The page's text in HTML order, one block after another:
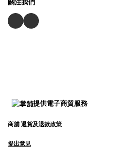
關注我們
提供電子商貿服務
商舖 退貨及退款政策
提出意見